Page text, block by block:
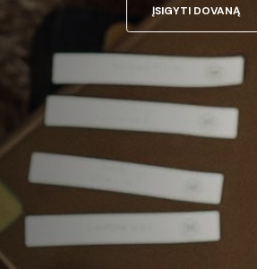
ĮSIGYTI DOVANĄ